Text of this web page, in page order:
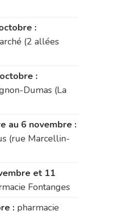
:
(2 allées
:
Dumas (La
au 6 novembre :
(rue Marcellin-
et 11
Fontanges
: pharmacie